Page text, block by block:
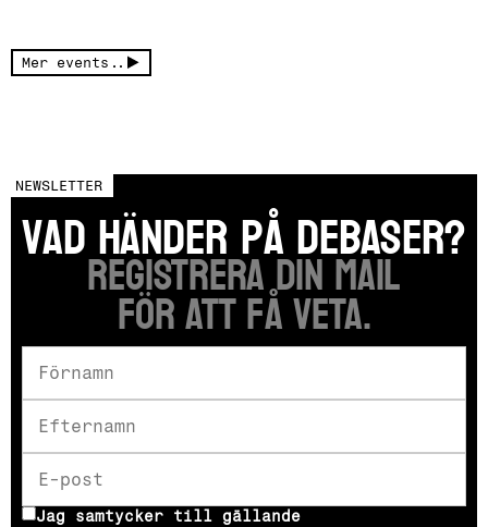
Mer events..
NEWSLETTER
vad händer på DEBASER?
Registrera din mail
FÖR ATT FÅ VETA.
Jag samtycker till gällande